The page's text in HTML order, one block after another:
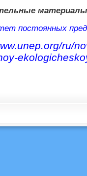
материалы
постоянных
ru/